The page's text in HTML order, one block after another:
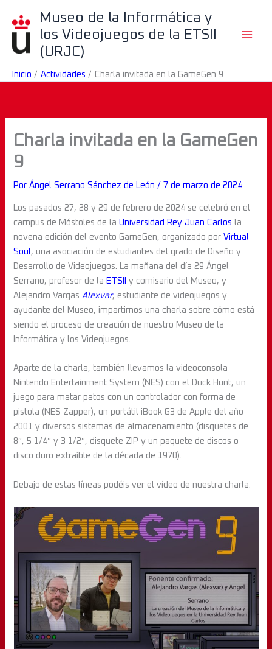
contenido
Museo de la Informática y
los Videojuegos de la ETSII
(URJC)
Inicio Actividades Charla invitada en la GameGen 9
Charla invitada en la GameGen
9
PorÁngel Serrano Sánchez de León/ 7 de marzo de 2024
Los pasados 27, 28 y 29 de febrero de 2024 se celebró en el
campus de Móstoles de laUniversidad Rey Juan Carlos la
novena edición del evento GameGen, organizado porVirtual
Soul, una asociación de estudiantes del grado de Diseño y
Desarrollo de Videojuegos. La mañana del día 29 Ángel
Serrano, profesor de la ETSII
y comisario del Museo, y
Alejandro Vargas Alexvar, estudiante de videojuegos y
ayudante del Museo, impartimos una charla sobre cómo está
siendo el proceso de creación de nuestro Museo de la
Informática y los Videojuegos.
Aparte de la charla, también llevamos la videoconsola
Nintendo Entertainment System (NES) con el Duck Hunt, un
juego para matar patos con un controlador con forma de
pistola (NES Zapper), un portátil iBook G3 de Apple del año
2001 y diversos sistemas de almacenamiento (disquetes de
8″, 5 1/4″ y 3 1/2″, disquete ZIP y un paquete de discos o
disco duro extraíble de la década de 1970).
Debajo de estas líneas podéis ver el vídeo de nuestra charla.
u
a